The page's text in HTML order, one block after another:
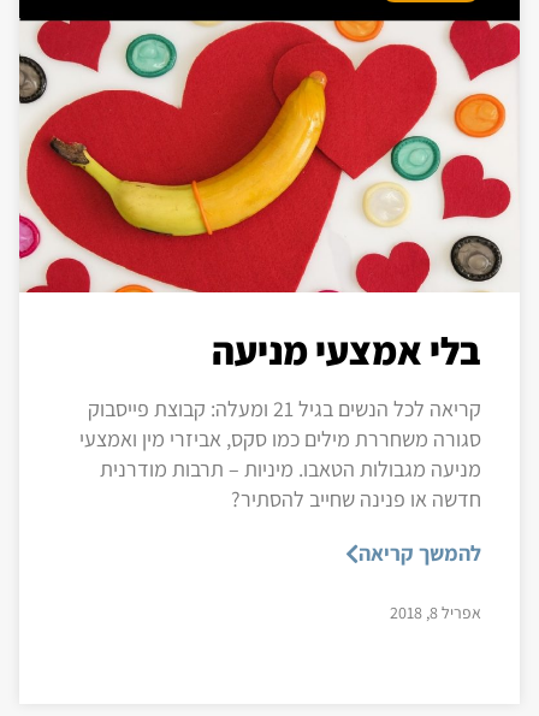
בלי אמצעי מניעה
קריאה לכל הנשים בגיל 21 ומעלה: קבוצת פייסבוק
סגורה משחררת מילים כמו סקס, אביזרי מין ואמצעי
מניעה מגבולות הטאבו. מיניות – תרבות מודרנית
חדשה או פנינה שחייב להסתיר?
להמשך קריאה
אפריל 8, 2018